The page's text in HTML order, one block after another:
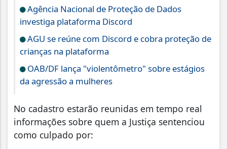
Agência Nacional de Proteção de Dados
investiga plataforma Discord
AGU se reúne com Discord e cobra proteção de
crianças na plataforma
OAB/DF lança "violentômetro" sobre estágios
da agressão a mulheres
No cadastro estarão reunidas em tempo real
informações sobre quem a Justiça sentenciou
como culpado por: